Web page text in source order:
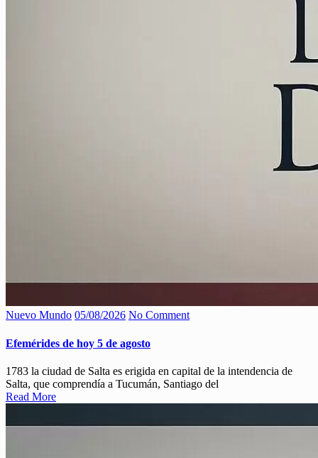
Nuevo Mundo 05/08/2026 No Comment
Efemérides de hoy 5 de agosto
1783 la ciudad de Salta es erigida en capital de la intendencia de
Salta, que comprendía a Tucumán, Santiago del
Read More